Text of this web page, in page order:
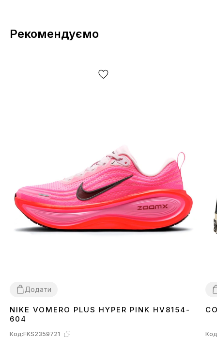
Рекомендуємо
Додати
3639
NIKE VOMERO PLUS HYPER PINK HV8154-
604
Код:FKS2359721